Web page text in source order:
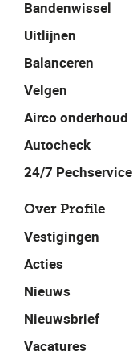
Bandenwissel
Uitlijnen
Balanceren
Velgen
Airco onderhoud
Autocheck
24/7 Pechservice
Over Profile
Vestigingen
Acties
Nieuws
Nieuwsbrief
Vacatures